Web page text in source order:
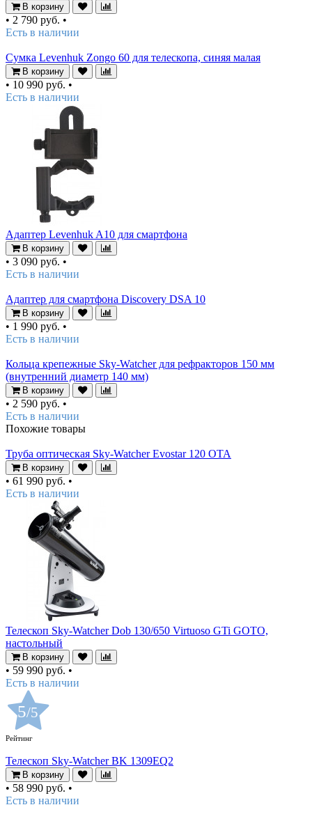
В корзину
• 2 790 руб. •
Есть в наличии
Сумка Levenhuk Zongo 60 для телескопа, синяя малая
В корзину
• 10 990 руб. •
Есть в наличии
Адаптер Levenhuk A10 для смартфона
В корзину
• 3 090 руб. •
Есть в наличии
Адаптер для смартфона Discovery DSA 10
В корзину
• 1 990 руб. •
Есть в наличии
Кольца крепежные Sky-Watcher для рефракторов 150 мм
(внутренний диаметр 140 мм)
В корзину
• 2 590 руб. •
Есть в наличии
Похожие товары
Труба оптическая Sky-Watcher Evostar 120 OTA
В корзину
• 61 990 руб. •
Есть в наличии
Телескоп Sky-Watcher Dob 130/650 Virtuoso GTi GOTO,
настольный
В корзину
• 59 990 руб. •
Есть в наличии
5/5
Рейтинг
Телескоп Sky-Watcher BK 1309EQ2
В корзину
• 58 990 руб. •
Есть в наличии